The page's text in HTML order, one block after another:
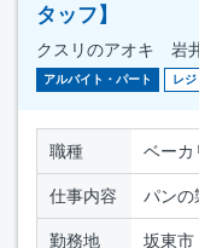
タッフ】
クスリのアオキ 岩
アルバイト・パート レ
職種 ベーカ
仕事内容 パンの
勤務地 坂東市